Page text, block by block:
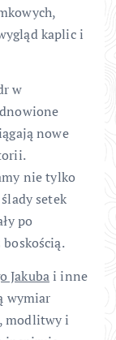
kaplic i
w
nowe
nie tylko
setek
po
Jakubai inne
wymiar
modlitwy i